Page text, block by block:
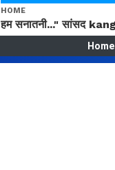
HOME
Home